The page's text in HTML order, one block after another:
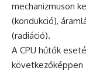
mechanizmuson
(kondukció),
(radiáció).
A CPU hűtők
következőképpen